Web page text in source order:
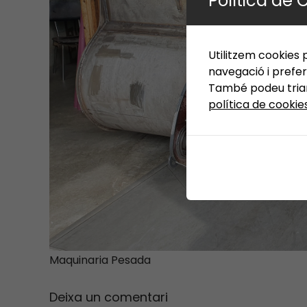
Maquinaria Pesada
Deixa un comentari
Utilitzem cookies
navegació i
També podeu
política de